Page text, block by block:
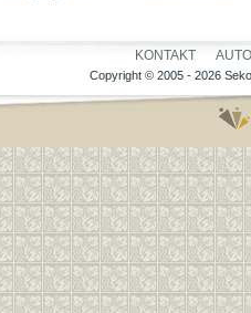
KONTAKT
Copyright © 2005 - 2026